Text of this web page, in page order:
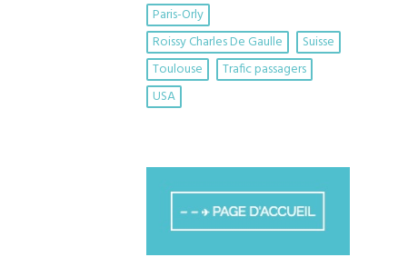
Paris-Orly
Roissy Charles De Gaulle
Suisse
Toulouse
Trafic passagers
USA